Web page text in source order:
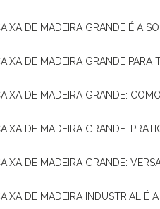
CAIXA DE MADEIRA GRANDE É A
CAIXA DE MADEIRA GRANDE PARA
CAIXA DE MADEIRA GRANDE:
CAIXA DE MADEIRA GRANDE:
CAIXA DE MADEIRA GRANDE:
CAIXA DE MADEIRA INDUSTRIAL